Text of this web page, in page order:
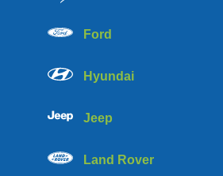
Ford
Hyundai
Jeep
Land Rover